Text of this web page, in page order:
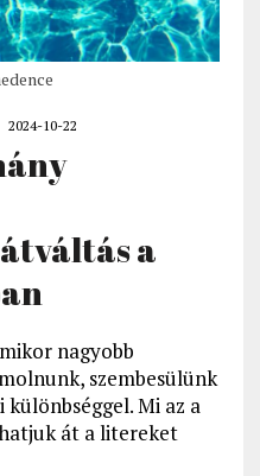
2024-10-22
a
nagyobb
szembesülünk
Mi az a
át a litereket